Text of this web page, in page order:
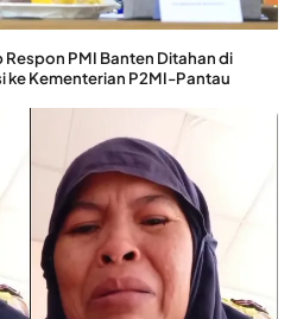
PMI Banten Ditahan di
ke Kementerian P2MI-Pantau